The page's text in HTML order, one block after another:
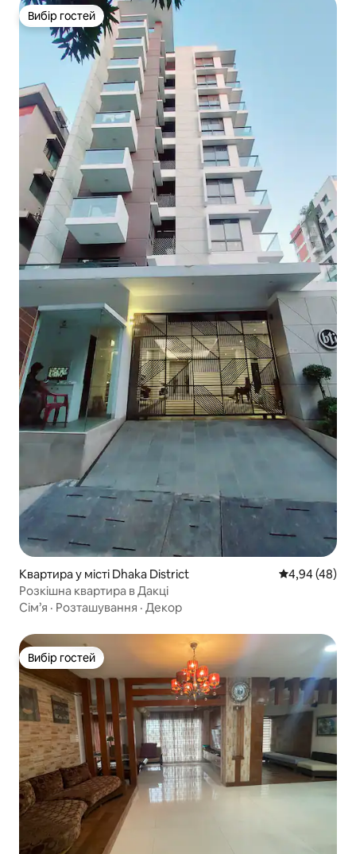
Вибір гостей
Вибір гостей
Квартира у місті Dhaka District Середня
4,94 (48)
Розкішна квартира в Дакці
Сім’я · Розташування · Декор
Вибір гостей
Вибір гостей